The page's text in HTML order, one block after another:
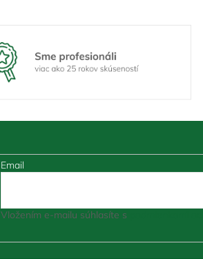
Email
Vložením e-mailu súhlasíte s